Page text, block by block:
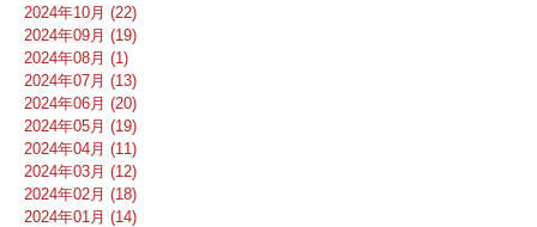
2024年10月 (22)
2024年09月 (19)
2024年08月 (1)
2024年07月 (13)
2024年06月 (20)
2024年05月 (19)
2024年04月 (11)
2024年03月 (12)
2024年02月 (18)
2024年01月 (14)